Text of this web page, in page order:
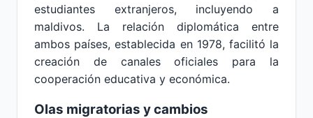
estudiantes extranjeros, incluyendo a
maldivos. La relación diplomática entre
ambos países, establecida en 1978, facilitó la
creación de canales oficiales para la
cooperación educativa y económica.
Olas migratorias y cambios